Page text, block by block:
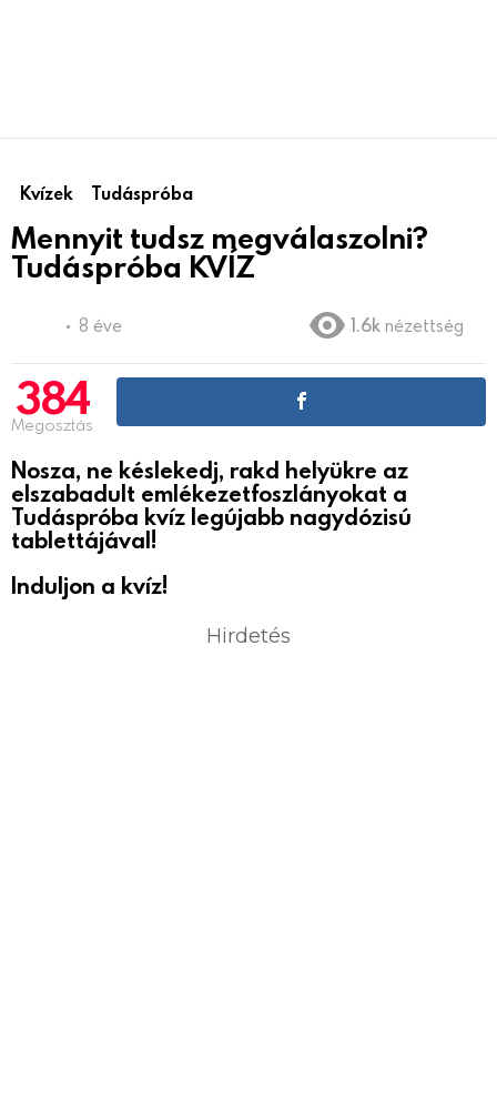
Kvízek Tudáspróba
Mennyit tudsz megválaszolni?
Tudáspróba KVÍZ
8 éve 1.6k nézettség
384
Megosztás
Nosza, ne késlekedj, rakd helyükre az
elszabadult emlékezetfoszlányokat a
Tudáspróba kvíz legújabb nagydózisú
tablettájával!
Induljon a kvíz!
Hirdetés